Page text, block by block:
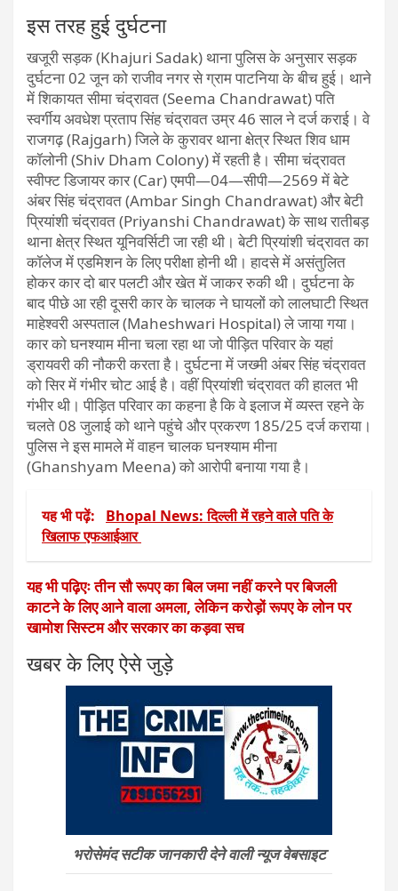
इस तरह हुई दुर्घटना
खजूरी सड़क (Khajuri Sadak) थाना पुलिस के अनुसार सड़क
दुर्घटना 02 जून को राजीव नगर से ग्राम पाटनिया के बीच हुई। थाने
में शिकायत सीमा चंद्रावत (Seema Chandrawat) पति
स्वर्गीय अवधेश प्रताप सिंह चंद्रावत उम्र 46 साल ने दर्ज कराई। वे
राजगढ़ (Rajgarh) जिले के कुरावर थाना क्षेत्र स्थित शिव धाम
कॉलोनी (Shiv Dham Colony) में रहती है। सीमा चंद्रावत
स्वीफ्ट डिजायर कार (Car) एमपी—04—सीपी—2569 में बेटे
अंबर सिंह चंद्रावत (Ambar Singh Chandrawat) और बेटी
प्रियांशी चंद्रावत (Priyanshi Chandrawat) के साथ रातीबड़
थाना क्षेत्र स्थित यूनिवर्सिटी जा रही थी। बेटी प्रियांशी चंद्रावत का
कॉलेज में एडमिशन के लिए परीक्षा होनी थी। हादसे में असंतुलित
होकर कार दो बार पलटी और खेत में जाकर रुकी थी। दुर्घटना के
बाद पीछे आ रही दूसरी कार के चालक ने घायलों को लालघाटी स्थित
माहेश्वरी अस्पताल (Maheshwari Hospital) ले जाया गया।
कार को घनश्याम मीना चला रहा था जो पीड़ित परिवार के यहां
ड्रायवरी की नौकरी करता है। दुर्घटना में जख्मी अंबर सिंह चंद्रावत
को सिर में गंभीर चोट आई है। वहीं प्रियांशी चंद्रावत की हालत भी
गंभीर थी। पीड़ित परिवार का कहना है कि वे इलाज में व्यस्त रहने के
चलते 08 जुलाई को थाने पहुंचे और प्रकरण 185/25 दर्ज कराया।
पुलिस ने इस मामले में वाहन चालक घनश्याम मीना
(Ghanshyam Meena) को आरोपी बनाया गया है।
यह भी पढ़ें:
Bhopal News: दिल्ली में रहने वाले पति के
खिलाफ एफआईआर
यह भी पढ़िएः तीन सौ रूपए का बिल जमा नहीं करने पर बिजली
काटने के लिए आने वाला अमला, लेकिन करोड़ों रूपए के लोन पर
खामोश सिस्टम और सरकार का कड़वा सच
खबर के लिए ऐसे जुड़े
भरोसेमंद सटीक जानकारी देने वाली न्यूज वेबसाइट